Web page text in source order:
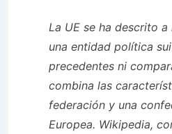
La UE se ha descrito
una entidad política
precedentes ni
combina las
federación y una
Europea. Wikipedia,